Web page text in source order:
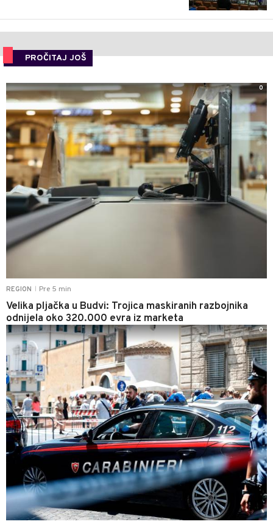
PROČITAJ JOŠ
REGION Pre 5 min
Velika pljačka u Budvi: Trojica maskiranih razbojnika
odnijela oko 320.000 evra iz marketa
0
0